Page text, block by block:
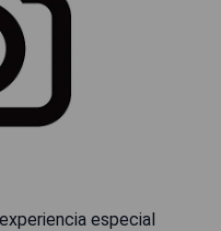
especial